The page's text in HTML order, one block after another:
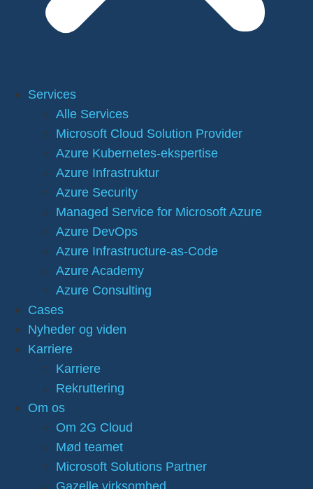
Services
Alle Services
Microsoft Cloud Solution Provider
Azure Kubernetes-ekspertise
Azure Infrastruktur
Azure Security
Managed Service for Microsoft Azure
Azure DevOps
Azure Infrastructure-as-Code
Azure Academy
Azure Consulting
Cases
Nyheder og viden
Karriere
Karriere
Rekruttering
Om os
Om 2G Cloud
Mød teamet
Microsoft Solutions Partner